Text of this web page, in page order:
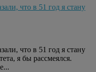
что в 51 год я стану
что в 51 год я стану
я бы рассмеялся.